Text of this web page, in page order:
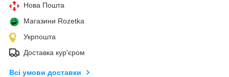
Нова Пошта
Магазини Rozetka
Укрпошта
Доставка кур'єром
Всі умови доставки